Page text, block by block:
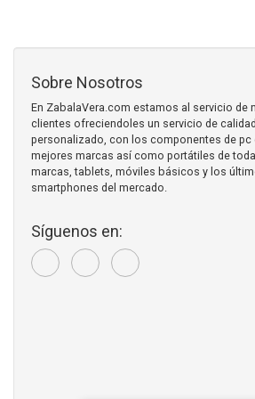
Sobre Nosotros
En ZabalaVera.com estamos al servicio de
clientes ofreciendoles un servicio de
personalizado, con los componentes de pc
mejores marcas así como portátiles de
marcas, tablets, móviles básicos y los
smartphones del mercado.
Síguenos en: